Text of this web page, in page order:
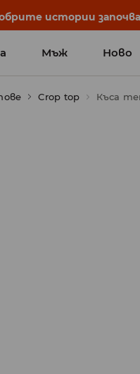
истории
Мъж Ново
Crop top Къса